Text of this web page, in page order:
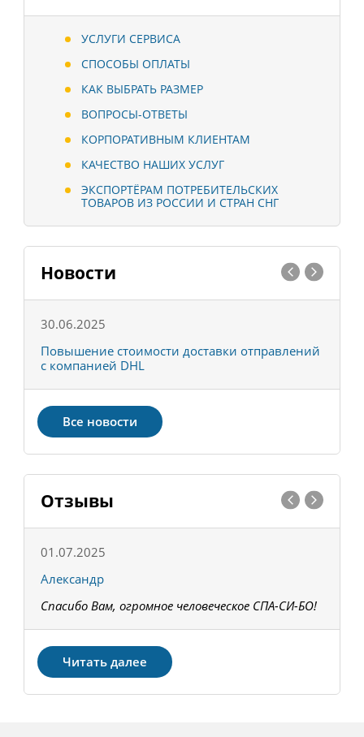
УСЛУГИ СЕРВИСА
СПОСОБЫ ОПЛАТЫ
КАК ВЫБРАТЬ РАЗМЕР
ВОПРОСЫ-ОТВЕТЫ
КОРПОРАТИВНЫМ КЛИЕНТАМ
КАЧЕСТВО НАШИХ УСЛУГ
ЭКСПОРТЁРАМ ПОТРЕБИТЕЛЬСКИХ
ТОВАРОВ ИЗ РОССИИ И СТРАН СНГ
Новости
30.06.2025
Повышение стоимости доставки отправлений
с компанией DHL
Все новости
Отзывы
01.07.2025
Александр
Спасибо Вам, огромное человеческое СПА-СИ-БО!
Читать далее